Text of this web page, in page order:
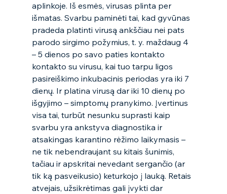
aplinkoje. Iš esmės, virusas plinta per
išmatas. Svarbu paminėti tai, kad gyvūnas
pradeda platinti virusą ankščiau nei pats
parodo sirgimo požymius, t. y. maždaug 4
– 5 dienos po savo paties kontakto
kontakto su virusu, kai tuo tarpu ligos
pasireiškimo inkubacinis periodas yra iki 7
dienų. Ir platina virusą dar iki 10 dienų po
išgyjimo – simptomų pranykimo. Įvertinus
visa tai, turbūt nesunku suprasti kaip
svarbu yra ankstyva diagnostika ir
atsakingas karantino rėžimo laikymasis –
ne tik nebendraujant su kitais šunimis,
tačiau ir apskritai nevedant sergančio (ar
tik ką pasveikusio) keturkojo į lauką. Retais
atvejais, užsikrėtimas gali įvykti dar